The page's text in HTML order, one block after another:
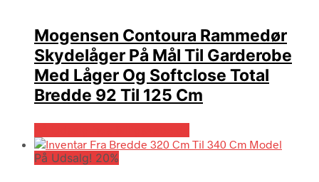
Mogensen Contoura Rammedør
Skydelåger På Mål Til Garderobe
Med Låger Og Softclose Total
Bredde 92 Til 125 Cm
På Udsalg! 20%